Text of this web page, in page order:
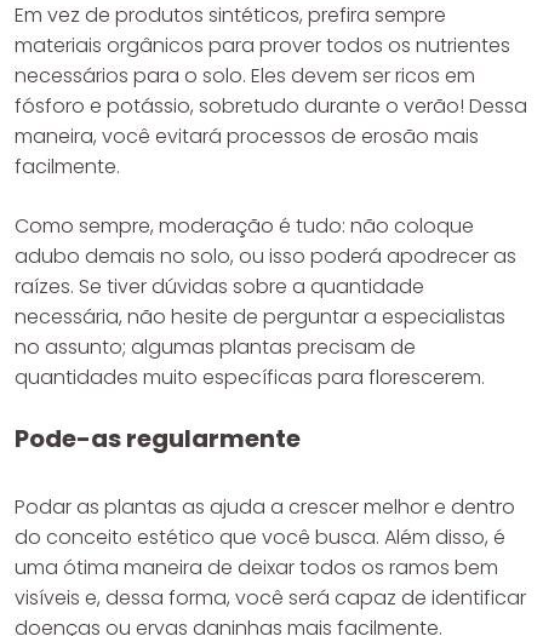
Em vez de produtos sintéticos, prefira sempre
materiais orgânicos para prover todos os nutrientes
necessários para o solo. Eles devem ser ricos em
fósforo e potássio, sobretudo durante o verão! Dessa
maneira, você evitará processos de erosão mais
facilmente.
Como sempre, moderação é tudo: não coloque
adubo demais no solo, ou isso poderá apodrecer as
raízes. Se tiver dúvidas sobre a quantidade
necessária, não hesite de perguntar a especialistas
no assunto; algumas plantas precisam de
quantidades muito específicas para florescerem.
Pode-as regularmente
Podar as plantas as ajuda a crescer melhor e dentro
do conceito estético que você busca. Além disso, é
uma ótima maneira de deixar todos os ramos bem
visíveis e, dessa forma, você será capaz de identificar
doenças ou ervas daninhas mais facilmente.